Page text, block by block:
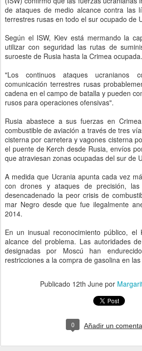
de ataques de medio alcance contra las
terrestres rusas en todo el sur ocupado de
Según el ISW, Kiev está mermando la
utilizar con seguridad las rutas de
suroeste de Rusia hasta la Crimea ocupada.
"Los continuos ataques ucranianos
comunicación terrestres rusas
cadena en el campo de batalla y pueden
rusos para operaciones ofensivas".
Rusia abastece a sus fuerzas en
combustible de aviación a través de tres
cisterna por carretera y vagones cisterna
el puente de Kerch desde Rusia, envíos
que atraviesan zonas ocupadas del sur de
A medida que Ucrania apunta cada vez
con drones y ataques de precisión,
desencadenado la peor crisis de
mar Negro desde que fue ilegalmente
2014.
En un inusual reconocimiento público, el
alcance del problema. Las autoridades
designadas por Moscú han
restricciones a la compra de gasolina en
Publicado 12th June por
0 Añadir un